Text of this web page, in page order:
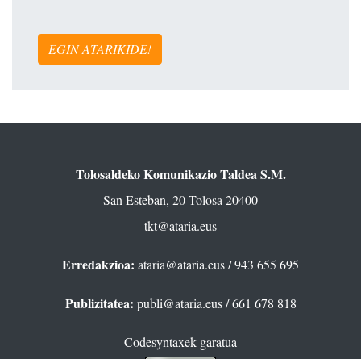
EGIN ATARIKIDE!
Tolosaldeko Komunikazio Taldea S.M.
San Esteban, 20 Tolosa 20400
tkt@ataria.eus
Erredakzioa: ataria@ataria.eus/ 943 655 695
Publizitatea: publi@ataria.eus/ 661 678 818
Codesyntaxek garatua